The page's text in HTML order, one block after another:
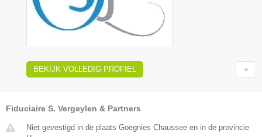
BEKIJK VOLLEDIG PROFIEL
Fiduciaire S. Vergeylen & Partners
Niet gevestigd in de plaats Goegnies Chaussee en in de provincie